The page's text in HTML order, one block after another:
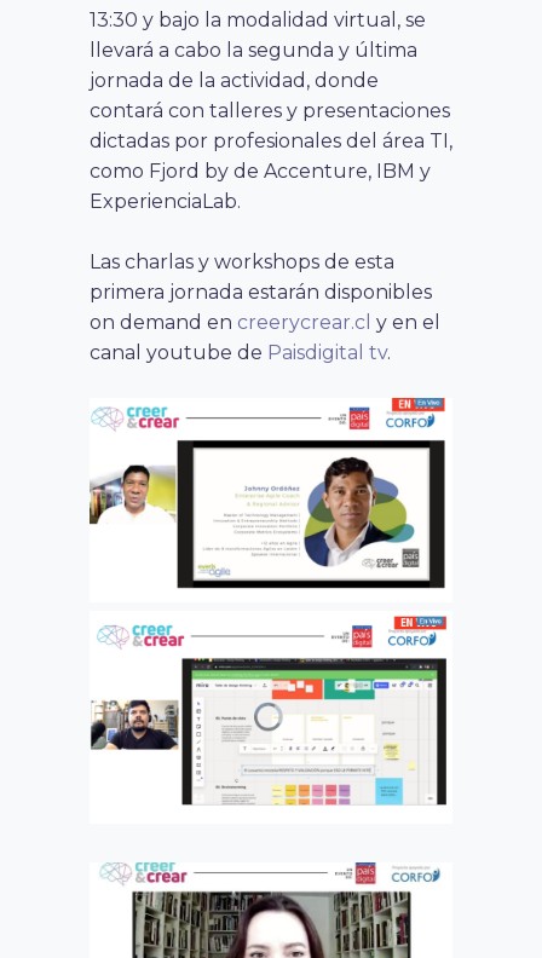
13:30 y bajo la modalidad virtual, se
llevará a cabo la segunda y última
jornada de la actividad, donde
contará con talleres y presentaciones
dictadas por profesionales del área TI,
como Fjord by de Accenture, IBM y
ExperienciaLab.
Las charlas y workshops de esta
primera jornada estarán disponibles
on demand en creerycrear.cl y en el
canal youtube de Paisdigital tv.